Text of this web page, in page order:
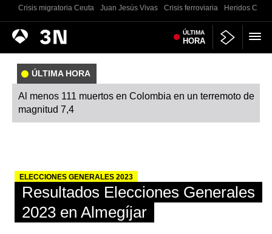
Crisis migratoria Ceuta Juan Jesús Vivas Crisis ferroviaria Heridos
Antena
3
Noticias ÚLTIMA
HORA
ÚLTIMA HORA
Al menos 111 muertos en Colombia en un terremoto de
magnitud 7,4
ELECCIONES GENERALES 2023
Resultados Elecciones Generales
2023 en Almegíjar